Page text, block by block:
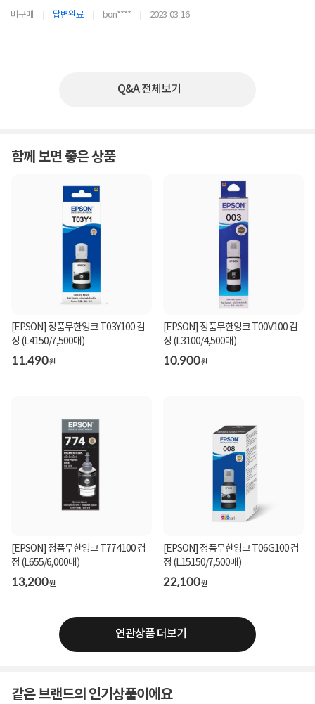
비구매 답변완료 bon**** 2023-03-16
Q&A 전체보기
함께 보면 좋은 상품
[EPSON] 정품무한잉크 T03Y100 검
정 (L4150/7,500매)
11,490원
[EPSON] 정품무한잉크 T00V100 검
정 (L3100/4,500매)
10,900원
[EPSON] 정품무한잉크 T774100 검
정 (L655/6,000매)
13,200원
[EPSON] 정품무한잉크 T06G100 검
정 (L15150/7,500매)
22,100원
연관상품 더보기
같은 브랜드의 인기상품이에요